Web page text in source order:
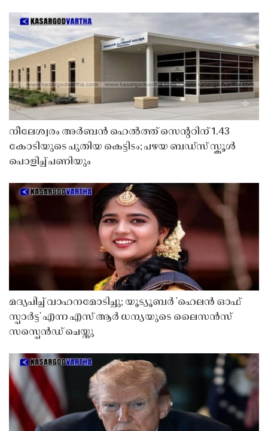
നീലേശ്വരം അർബൻ ഹെൽത്ത് സെൻ്ററിന് 1.43
കോടിയുടെ പുതിയ കെട്ടിടം; പഴയ ബഡ്സ് സ്കൂൾ
പൊളിച്ച് പണിയും
മദ്യപിച്ച് വാഹനമോടിച്ചു; യൂട്യൂബർ 'ഹെലൻ ഓഫ്
സ്പാർട്ട' എന്ന എസ് ആർ ധന്യയുടെ ലൈസൻസ്
സസ്പെൻഡ് ചെയ്തു ​​​​​​​